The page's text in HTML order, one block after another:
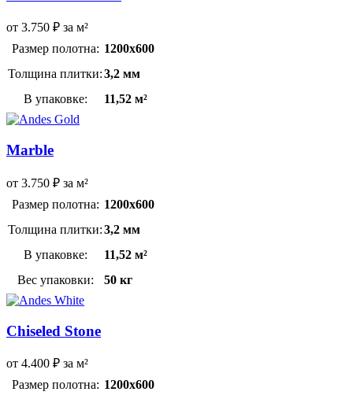
от 3.750 ₽ за м²
Размер полотна: 1200х600
Толщина плитки:3,2 мм
В упаковке:
11,52 м²
Marble
от 3.750 ₽ за м²
Размер полотна: 1200х600
Толщина плитки:3,2 мм
В упаковке:
11,52 м²
Вес упаковки:
50 кг
Chiseled Stone
от 4.400 ₽ за м²
Размер полотна: 1200х600